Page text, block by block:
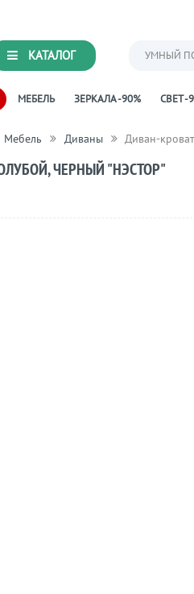
КАТАЛОГ УМНЫЙ
МЕБЕЛЬ ЗЕРКАЛА -90% СВЕТ -
Мебель Диваны Диван-
ЧЕРНЫЙ "НЭСТОР"